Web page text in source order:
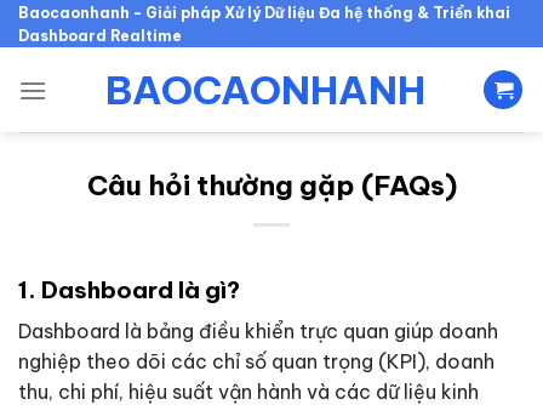
Skip
to
Baocaonhanh - Giải pháp Xử lý Dữ liệu Đa hệ thống & Triển khai
Dashboard Realtime
BAOCAONHANH
Câu hỏi thường gặp (FAQs)
1. Dashboard là gì?
Dashboard là bảng điều khiển trực quan giúp doanh
nghiệp theo dõi các chỉ số quan trọng (KPI), doanh
thu, chi phí, hiệu suất vận hành và các dữ liệu kinh